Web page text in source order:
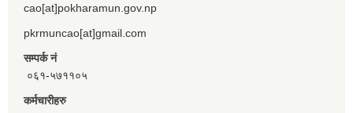
cao[at]pokharamun.gov.np
pkrmuncao[at]gmail.com
सम्पर्क नं
०६१-५७११०५
कर्मचारीहरु